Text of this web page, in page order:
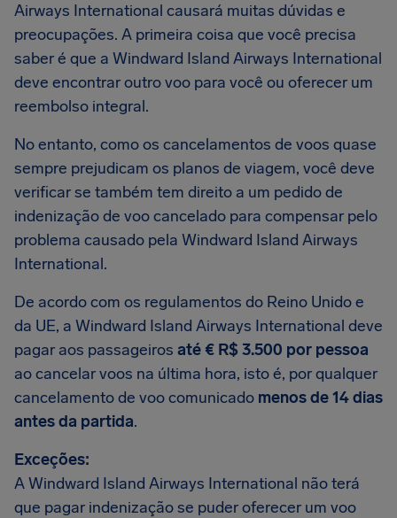
Airways International causará muitas dúvidas e
preocupações. A primeira coisa que você precisa
saber é que a Windward Island Airways International
deve encontrar outro voo para você ou oferecer um
reembolso integral.
No entanto, como os cancelamentos de voos quase
sempre prejudicam os planos de viagem, você deve
verificar se também tem direito a um pedido de
indenização de voo cancelado para compensar pelo
problema causado pela Windward Island Airways
International.
De acordo com os regulamentos do Reino Unido e
da UE, a Windward Island Airways International deve
pagar aos passageiros até € R$ 3.500 por pessoa
ao cancelar voos na última hora, isto é, por qualquer
cancelamento de voo comunicado menos de 14 dias
antes da partida.
Exceções:
A Windward Island Airways International não terá
que pagar indenização se puder oferecer um voo